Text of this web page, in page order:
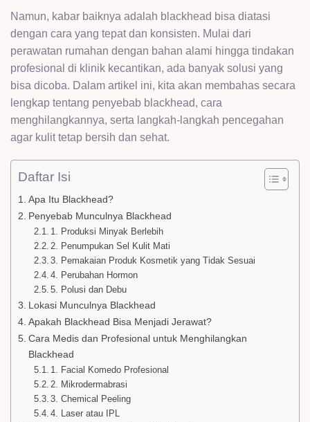
Namun, kabar baiknya adalah blackhead bisa diatasi
dengan cara yang tepat dan konsisten. Mulai dari
perawatan rumahan dengan bahan alami hingga tindakan
profesional di klinik kecantikan, ada banyak solusi yang
bisa dicoba. Dalam artikel ini, kita akan membahas secara
lengkap tentang penyebab blackhead, cara
menghilangkannya, serta langkah-langkah pencegahan
agar kulit tetap bersih dan sehat.
Daftar Isi
Apa Itu Blackhead?
Penyebab Munculnya Blackhead
1. Produksi Minyak Berlebih
2. Penumpukan Sel Kulit Mati
3. Pemakaian Produk Kosmetik yang Tidak Sesuai
4. Perubahan Hormon
5. Polusi dan Debu
Lokasi Munculnya Blackhead
Apakah Blackhead Bisa Menjadi Jerawat?
Cara Medis dan Profesional untuk Menghilangkan
Blackhead
1. Facial Komedo Profesional
2. Mikrodermabrasi
3. Chemical Peeling
4. Laser atau IPL